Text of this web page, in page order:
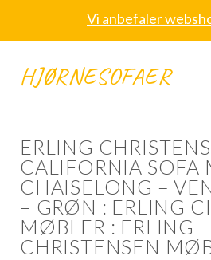
Vi anbefaler
HJØRNESOFAER
ERLING
CALIFORNIA SOFA
CHAISELONG –
– GRØN : ERLING
MØBLER : ERLING
CHRISTENSEN